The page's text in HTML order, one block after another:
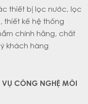
thiết bị lọc nước, lọc
thiết kế hệ thống
chính hãng, chất
khách hàng
VỤ CÔNG NGHỆ MÔI